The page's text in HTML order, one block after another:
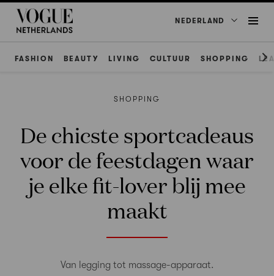
NEDERLAND
FASHION BEAUTY LIVING CULTUUR SHOPPING
SHOPPING
De chicste sportcadeaus
voor de feestdagen waar
je elke fit-lover blij mee
maakt
Van legging tot massage-apparaat.